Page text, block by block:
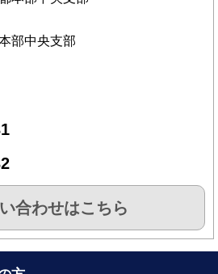
部中央支部
合わせはこちら